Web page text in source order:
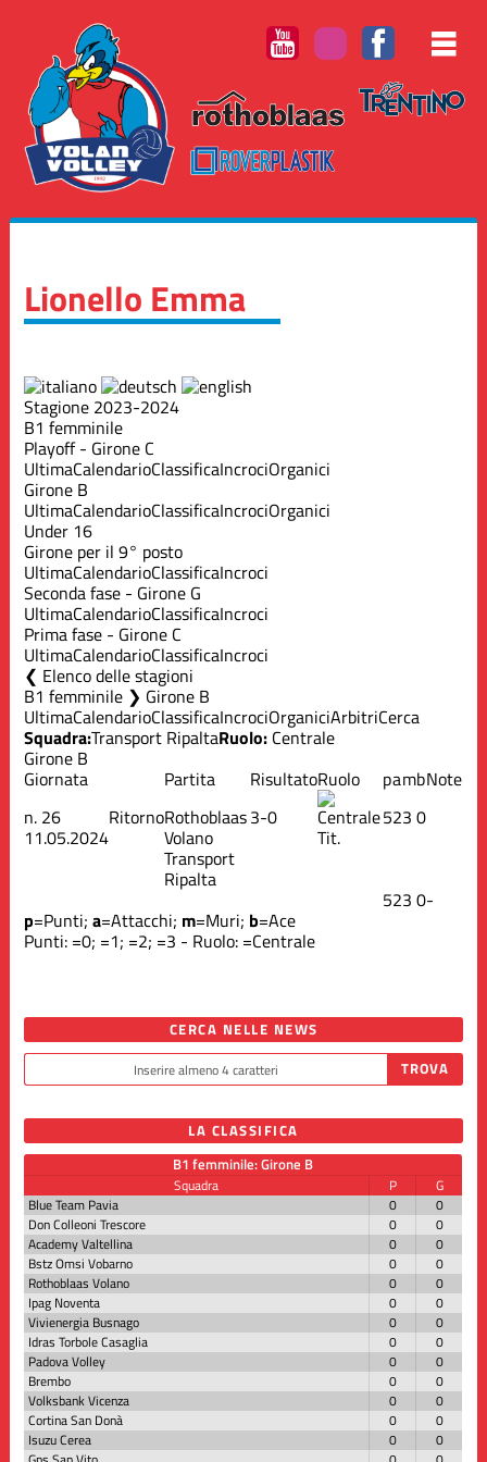
Lionello Emma
Stagione 2023-2024
B1 femminile
Playoff - Girone C
UltimaCalendarioClassificaIncrociOrganici
Girone B
UltimaCalendarioClassificaIncrociOrganici
Under 16
Girone per il 9° posto
UltimaCalendarioClassificaIncroci
Seconda fase - Girone G
UltimaCalendarioClassificaIncroci
Prima fase - Girone C
UltimaCalendarioClassificaIncroci
Elenco delle stagioni
B1 femminile ❯ Girone B
UltimaCalendarioClassificaIncrociOrganiciArbitriCerca
Squadra:Transport RipaltaRuolo: Centrale
Girone B
Giornata Partita RisultatoRuolo pambNote
n. 26
11.05.2024
RitornoRothoblaas
Volano
Transport
Ripalta
3-0
Tit.
523 0
523 0-
p=Punti;a=Attacchi; m=Muri; b=Ace
Punti: =0; =1; =2; =3 - Ruolo: =Centrale
CERCA NELLE NEWS
LA CLASSIFICA
B1 femminile: Girone B
Squadra P
G
Blue Team Pavia
0
0
Don Colleoni Trescore
0
0
Academy Valtellina
0
0
Bstz Omsi Vobarno
0
0
Rothoblaas Volano
0
0
Ipag Noventa
0
0
Vivienergia Busnago
0
0
Idras Torbole Casaglia
0
0
Padova Volley
0
0
Brembo
0
0
Volksbank Vicenza
0
0
Cortina San Donà
0
0
Isuzu Cerea
0
0